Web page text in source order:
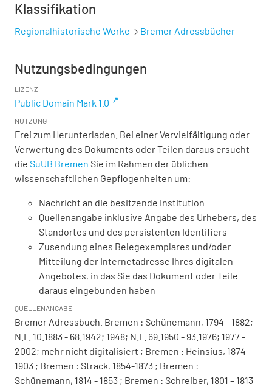
Klassifikation
Regionalhistorische Werke Bremer Adressbücher
Nutzungsbedingungen
LIZENZ
Public Domain Mark 1.0
NUTZUNG
Frei zum Herunterladen. Bei einer Vervielfältigung oder
Verwertung des Dokuments oder Teilen daraus ersucht
die SuUB Bremen Sie im Rahmen der üblichen
wissenschaftlichen Gepflogenheiten um:
Nachricht an die besitzende Institution
Quellenangabe inklusive Angabe des Urhebers, des
Standortes und des persistenten Identifiers
Zusendung eines Belegexemplares und/oder
Mitteilung der Internetadresse Ihres digitalen
Angebotes, in das Sie das Dokument oder Teile
daraus eingebunden haben
QUELLENANGABE
Bremer Adressbuch. Bremen : Schünemann, 1794 - 1882;
N.F. 10.1883 - 68.1942; 1948; N.F. 69.1950 - 93.1976; 1977 -
2002; mehr nicht digitalisiert ; Bremen : Heinsius, 1874-
1903 ; Bremen : Strack, 1854-1873 ; Bremen :
Schünemann, 1814 - 1853 ; Bremen : Schreiber, 1801 – 1813